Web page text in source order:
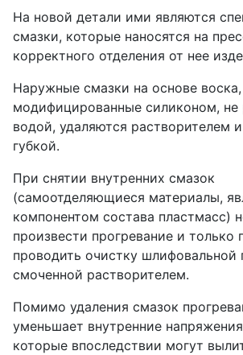
На новой детали ими являются
смазки, которые наносятся на
корректного отделения от нее
Наружные смазки на основе воска,
модифицированные силиконом, не
водой, удаляются растворителем
губкой.
При снятии внутренних смазок
(самоотделяющиеся материалы,
компонентом состава пластмасс)
произвести прогревание и только
проводить очистку шлифовальной
смоченной растворителем.
Помимо удаления смазок
уменьшает внутренние
которые впоследствии могут